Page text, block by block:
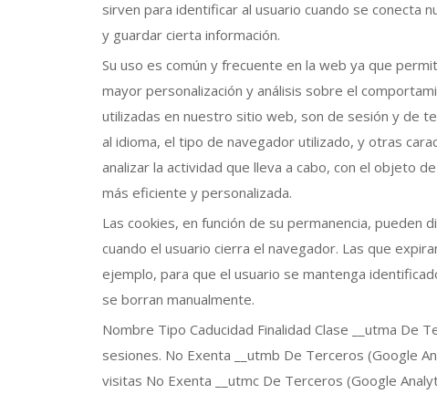
sirven para identificar al usuario cuando se conecta
y guardar cierta información.
Su uso es común y frecuente en la web ya que
mayor personalización y análisis sobre el
utilizadas en nuestro sitio web, son de sesión y de
al idioma, el tipo de navegador utilizado, y otras
analizar la actividad que lleva a cabo, con el objeto
más eficiente y personalizada.
Las cookies, en función de su permanencia, pueden
cuando el usuario cierra el navegador. Las que
ejemplo, para que el usuario se mantenga
se borran manualmente.
Nombre Tipo Caducidad Finalidad Clase __utma De
sesiones. No Exenta __utmb De Terceros (Google
visitas No Exenta __utmc De Terceros (Google